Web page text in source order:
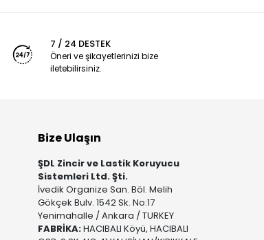
7 / 24 DESTEK
Öneri ve şikayetlerinizi bize
iletebilirsiniz.
Bize Ulaşın
ŞDL Zincir ve Lastik Koruyucu
Sistemleri Ltd. Şti.
İvedik Organize San. Böl. Melih
Gökçek Bulv. 1542 Sk. No:17
Yenimahalle / Ankara / TURKEY
FABRİKA:HACIBALI Köyü, HACIBALI